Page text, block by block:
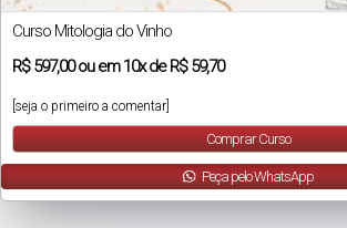
Curso Mitologia do Vinho
R$597,00ou em10xde R$ 59,70
[seja o primeiro a comentar]
Comprar Curso
Peça pelo WhatsApp